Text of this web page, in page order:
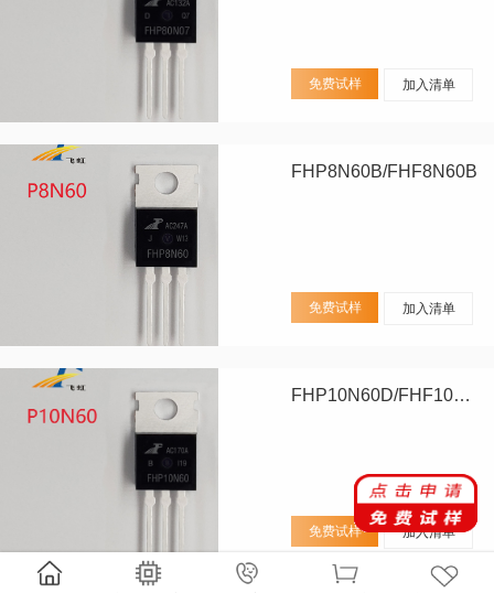
免费试样 加入清单
FHP8N60B/FHF8N60B
免费试样 加入清单
FHP10N60D/FHF10N60D
免费试样 加入清单